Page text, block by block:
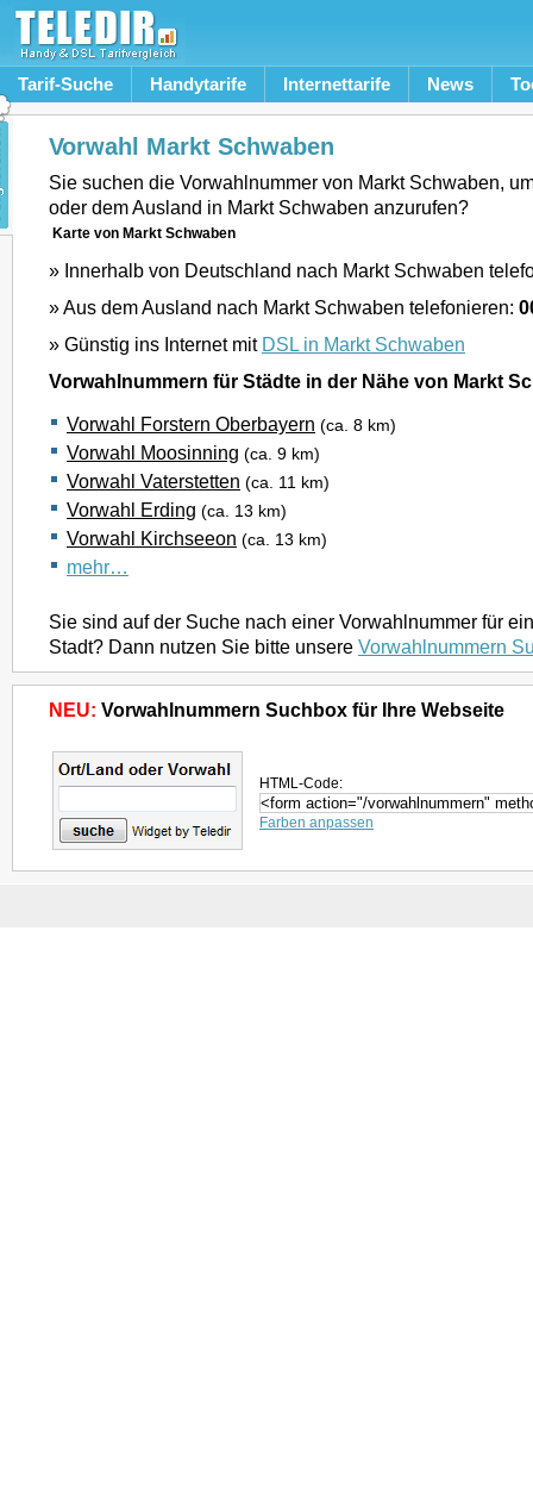
Tarif-Suche Handytarife Internettarife News
Vorwahl Markt Schwaben
Sie suchen die Vorwahlnummer von Markt Schwaben,
oder dem Ausland in Markt Schwaben anzurufen?
Karte von Markt Schwaben
» Innerhalb von Deutschland nach Markt Schwaben
» Aus dem Ausland nach Markt Schwaben telefonieren:
» Günstig ins Internet mit DSL in Markt Schwaben
Vorwahlnummern für Städte in der Nähe von Markt
Vorwahl Forstern Oberbayern (ca. 8 km)
Vorwahl Moosinning (ca. 9 km)
Vorwahl Vaterstetten (ca. 11 km)
Vorwahl Erding (ca. 13 km)
Vorwahl Kirchseeon (ca. 13 km)
mehr…
Sie sind auf der Suche nach einer Vorwahlnummer für
Stadt? Dann nutzen Sie bitte unsere Vorwahlnummern
NEU: Vorwahlnummern Suchbox für Ihre Webseite
HTML-Code:
Farben anpassen